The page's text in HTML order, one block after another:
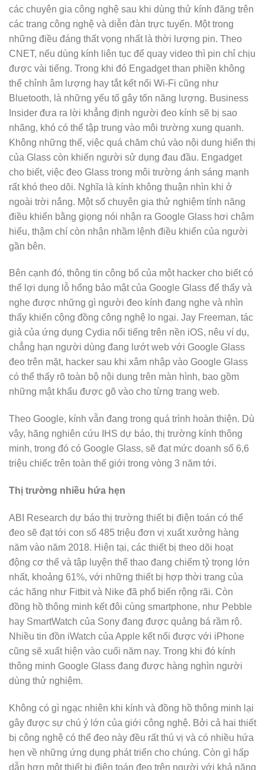
các chuyên gia công nghệ sau khi dùng thử kính đăng trên
các trang công nghệ và diễn đàn trực tuyến. Một trong
những điều đáng thất vọng nhất là thời lượng pin. Theo
CNET, nếu dùng kính liên tục để quay video thì pin chỉ chịu
được vài tiếng. Trong khi đó Engadget than phiền không
thể chỉnh âm lượng hay tắt kết nối Wi-Fi cũng như
Bluetooth, là những yếu tố gây tốn năng lượng. Business
Insider đưa ra lời khẳng định người đeo kính sẽ bị sao
nhãng, khó có thể tập trung vào môi trường xung quanh.
Không những thế, việc quá chăm chú vào nội dung hiển thị
của Glass còn khiến người sử dụng đau đầu. Engadget
cho biết, việc đeo Glass trong môi trường ánh sáng mạnh
rất khó theo dõi. Nghĩa là kính không thuận nhìn khi ở
ngoài trời nắng. Một số chuyên gia thử nghiệm tính năng
điều khiển bằng giọng nói nhận ra Google Glass hơi chậm
hiểu, thậm chí còn nhận nhầm lệnh điều khiển của người
gần bên.
Bên cạnh đó, thông tin công bố của một hacker cho biết có
thể lợi dụng lỗ hổng bảo mật của Google Glass để thấy và
nghe được những gì người đeo kính đang nghe và nhìn
thấy khiến cộng đồng công nghệ lo ngại. Jay Freeman, tác
giả của ứng dụng Cydia nổi tiếng trên nền iOS, nêu ví dụ,
chẳng hạn người dùng đang lướt web với Google Glass
đeo trên mặt, hacker sau khi xâm nhập vào Google Glass
có thể thấy rõ toàn bộ nội dung trên màn hình, bao gồm
những mật khẩu được gõ vào cho từng trang web.
Theo Google, kính vẫn đang trong quá trình hoàn thiện. Dù
vậy, hãng nghiên cứu IHS dự báo, thị trường kính thông
minh, trong đó có Google Glass, sẽ đạt mức doanh số 6,6
triệu chiếc trên toàn thế giới trong vòng 3 năm tới.
Thị trường nhiều hứa hẹn
ABI Research dự báo thị trường thiết bị điện toán có thể
đeo sẽ đạt tới con số 485 triệu đơn vị xuất xưởng hàng
năm vào năm 2018. Hiện tại, các thiết bị theo dõi hoạt
động cơ thể và tập luyện thể thao đang chiếm tỷ trọng lớn
nhất, khoảng 61%, với những thiết bị hợp thời trang của
các hãng như Fitbit và Nike đã phổ biến rộng rãi. Còn
đồng hồ thông minh kết đôi cùng smartphone, như Pebble
hay SmartWatch của Sony đang được quảng bá rầm rộ.
Nhiều tin đồn iWatch của Apple kết nối được với iPhone
cũng sẽ xuất hiện vào cuối năm nay. Trong khi đó kính
thông minh Google Glass đang được hàng nghìn người
dùng thử nghiệm.
Không có gì ngạc nhiên khi kính và đồng hồ thông minh lại
gây được sự chú ý lớn của giới công nghệ. Bởi cả hai thiết
bị công nghệ có thể đeo này đều rất thú vị và có nhiều hứa
hẹn về những ứng dụng phát triển cho chúng. Còn gì hấp
dẫn hơn một thiết bị điện toán đeo trên người với khả năng